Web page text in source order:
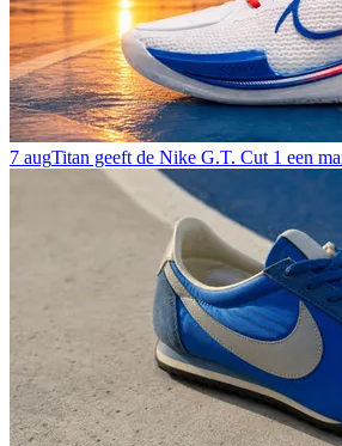
7 augTitan geeft de Nike G.T. Cut 1 een